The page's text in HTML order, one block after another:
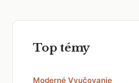
Top témy
Moderné Vyučovanie